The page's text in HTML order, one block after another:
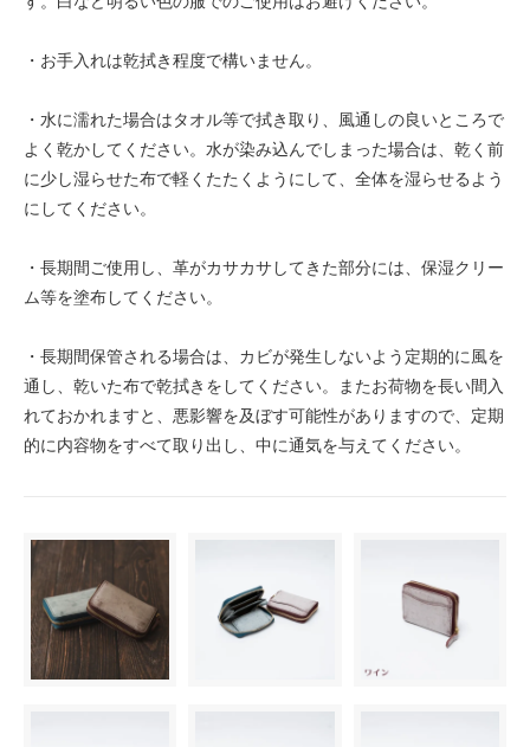
・お手入れは乾拭き程度で構いません。
・水に濡れた場合はタオル等で拭き取り、風通しの良いところで
よく乾かしてください。水が染み込んでしまった場合は、乾く前
に少し湿らせた布で軽くたたくようにして、全体を湿らせるよう
にしてください。
・長期間ご使用し、革がカサカサしてきた部分には、保湿クリー
ム等を塗布してください。
・長期間保管される場合は、カビが発生しないよう定期的に風を
通し、乾いた布で乾拭きをしてください。またお荷物を長い間入
れておかれますと、悪影響を及ぼす可能性がありますので、定期
的に内容物をすべて取り出し、中に通気を与えてください。